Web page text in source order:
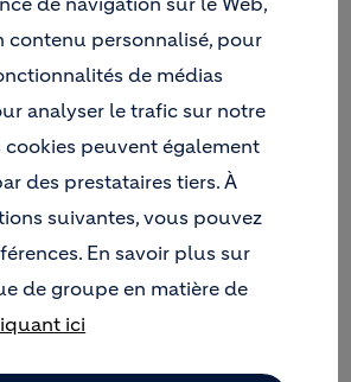
A INAUGURÉ LE
2010 SA
INSTALLATION
DE
DE BÉTON
DU QUAI DE
À EPERNAY.
de l'ordre de 2,2 M€, mis en
et ainsi améliorer le service
contenu personnalisé, pour
de médias
analyser le trafic sur notre
cookies peuvent également
des prestataires tiers. À
suivantes, vous pouvez
En savoir plus sur
de groupe en matière de
ici